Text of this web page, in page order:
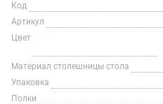
Код
Артикул
Цвет
Материал столешницы стола
Упаковка
Полки